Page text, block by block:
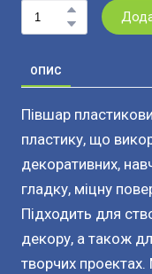
ОПИС
Півшар
пластику, що
декоративних,
гладку, міцну
Підходить для
декору, а також
творчих